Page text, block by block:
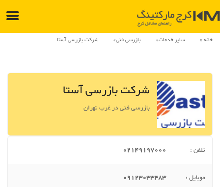
خانه سایر خدمات بازرسی فنی شرکت بازرسی آستا
شرکت بازرسی آستا
بازرسی فنی در غرب تهران
تلفن : 02149197000
موبایل : 09123033483